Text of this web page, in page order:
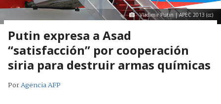
Vladimir Putin | APEC 2013 (cc)
Putin expresa a Asad
“satisfacción” por cooperación
siria para destruir armas químicas
PorAgencia AFP